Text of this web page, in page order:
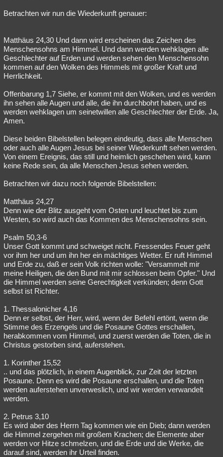
Betrachten wir nun die Wiederkunft genauer:
Matthäus 24,30 Und dann wird erscheinen das Zeichen des
Menschensohns am Himmel. Und dann werden wehklagen alle
Geschlechter auf Erden und werden sehen den Menschensohn
kommen auf den Wolken des Himmels mit großer Kraft und
Herrlichkeit.
Offenbarung 1,7 Siehe, er kommt mit den Wolken, und es werden
ihn sehen alle Augen und alle, die ihn durchbohrt haben, und es
werden wehklagen um seinetwillen alle Geschlechter der Erde. Ja,
Amen.
Diese beiden Bibelstellen belegen eindeutig, dass alle Menschen
oder auch alle Augen Jesus bei seiner Wiederkunft sehen werden.
Von einem Ereignis, das still und heimlich geschehen wird, kann
keine Rede sein, da alle Menschen Jesus sehen werden.
Betrachten wir dazu noch folgende Bibelstellen:
Matthäus 24,27
Denn wie der Blitz ausgeht vom Osten und leuchtet bis zum
Westen, so wird auch das Kommen des Menschensohns sein.
Psalm 50,3-6
Unser Gott kommt und schweiget nicht. Fressendes Feuer geht
vor ihm her und um ihn her ein mächtiges Wetter. Er ruft Himmel
und Erde zu, daß er sein Volk richten wolle: "Versammelt mir
meine Heiligen, die den Bund mit mir schlossen beim Opfer." Und
die Himmel werden seine Gerechtigkeit verkünden; denn Gott
selbst ist Richter.
1. Thessalonicher 4,16
Denn er selbst, der Herr, wird, wenn der Befehl ertönt, wenn die
Stimme des Erzengels und die Posaune Gottes erschallen,
herabkommen vom Himmel, und zuerst werden die Toten, die in
Christus gestorben sind, auferstehen.
1. Korinther 15,52
.. und das plötzlich, in einem Augenblick, zur Zeit der letzten
Posaune. Denn es wird die Posaune erschallen, und die Toten
werden auferstehen unverweslich, und wir werden verwandelt
werden.
2. Petrus 3,10
Es wird aber des Herrn Tag kommen wie ein Dieb; dann werden
die Himmel zergehen mit großem Krachen; die Elemente aber
werden vor Hitze schmelzen, und die Erde und die Werke, die
darauf sind, werden ihr Urteil finden.